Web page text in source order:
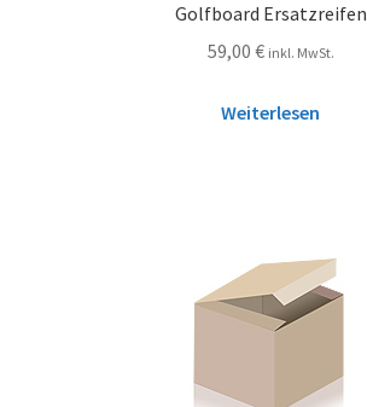
Golfboard Ersatzreifen
59,00 € inkl. MwSt.
Weiterlesen